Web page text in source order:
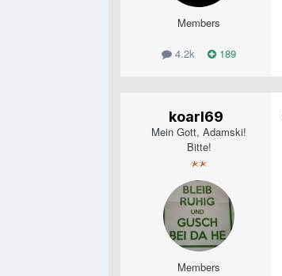
Members
4.2k 189
koarl69
Mein Gott, Adamski!
Bitte!
Members